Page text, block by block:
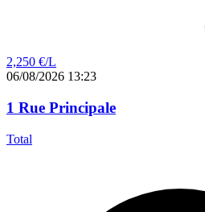
2,250 €/L
06/08/2026 13:23
1 Rue Principale
Total